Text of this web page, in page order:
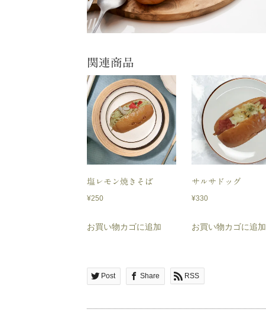
関連商品
塩レモン焼きそば
¥250
お買い物カゴに追加
サルサドッグ
¥330
お買い物カゴに追加
Post Share RSS